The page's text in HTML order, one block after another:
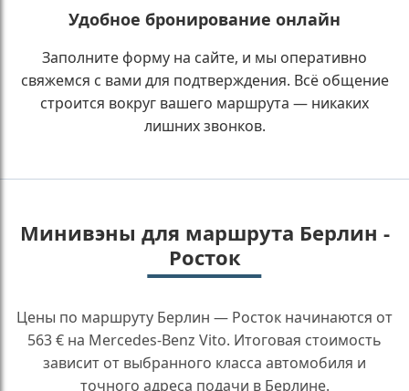
Удобное бронирование онлайн
Заполните форму на сайте, и мы оперативно
свяжемся с вами для подтверждения. Всё общение
строится вокруг вашего маршрута — никаких
лишних звонков.
Минивэны для маршрута Берлин -
Росток
Цены по маршруту Берлин — Росток начинаются от
563 € на Mercedes-Benz Vito. Итоговая стоимость
зависит от выбранного класса автомобиля и
точного адреса подачи в Берлине.